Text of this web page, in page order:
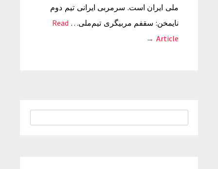
ملی ایران است. سرمربی ایرانی تیم دوم
نایمخن: سقفم مربیگری تیم‌ملی… Read
Article →